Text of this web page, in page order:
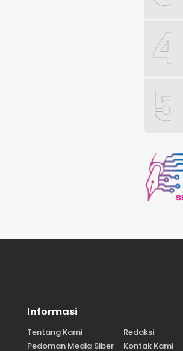
4
5
Informasi
Tentang Kami Redaksi
Pedoman Media Siber
Kontak Kami